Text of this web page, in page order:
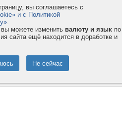
Privacy и Cookie
Правила и условия
Форумы
вы соглашаетесь с
и с Политикой
.
можете изменить валюту и язык по
сайта ещё находится в доработке и